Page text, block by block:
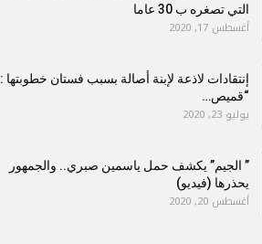
التي تصغره ب 30 عاما
أغسطس 17, 2020
إنتقادات لاذعة لإبنة أصالة بسبب فستان خطوبتها :
“قميص…
يوليو 23, 2020
” الجيم” يكشف حمل ياسمين صبري.. والجمهور
يحذرها (فيديو)
أغسطس 20, 2020